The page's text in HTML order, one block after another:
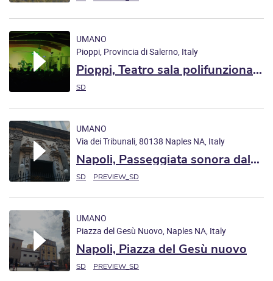
UMANO
Pioppi, Provincia di Salerno, Italy
Pioppi, Teatro sala polifunzionale
Ancel Keys
SD
UMANO
Via dei Tribunali, 80138 Naples NA, Italy
Napoli, Passeggiata sonora dal
Conservatorio di San Pietro a
Majella a via dei Tribunali
SD PREVIEW_SD
UMANO
Piazza del Gesù Nuovo, Naples NA, Italy
Napoli, Piazza del Gesù nuovo
SD PREVIEW_SD